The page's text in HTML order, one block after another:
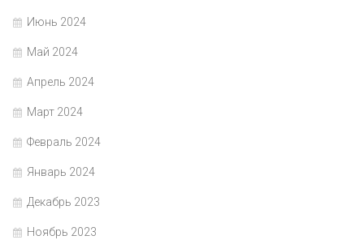
Июнь 2024
Май 2024
Апрель 2024
Март 2024
Февраль 2024
Январь 2024
Декабрь 2023
Ноябрь 2023